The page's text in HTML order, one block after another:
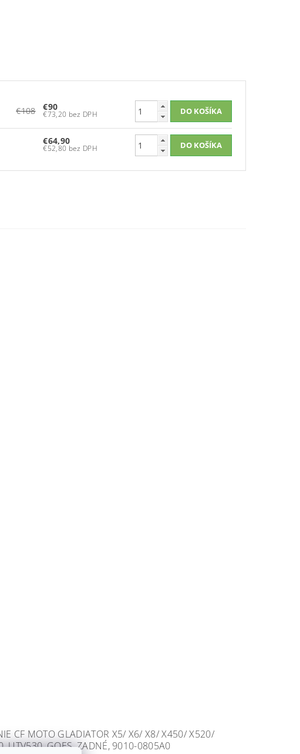
€108 €90
€73,20 bez DPH
€64,90
€52,80 bez DPH
CF MOTO GLADIATOR X5/ X6/ X8/ X450/ X520/
UTV530, GOES, ZADNÉ, 9010-0805A0